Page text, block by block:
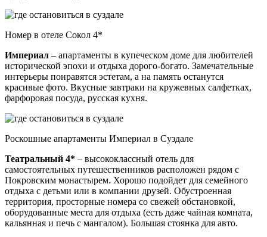
Номер в отеле Сокол 4*
Империал – апартаменты в купеческом доме для любителей
исторической эпохи и отдыха дорого-богато. Замечательные
интерьеры понравятся эстетам, а на память останутся
красивые фото. Вкусные завтраки на кружевных салфетках,
фарфоровая посуда, русская кухня.
Роскошные апартаменты Империал в Суздале
Театральный 4* – высококлассный отель для
самостоятельных путешественников расположен рядом с
Покровским монастырем. Хорошо подойдет для семейного
отдыха с детьми или в компании друзей. Обустроенная
территория, просторные номера со свежей обстановкой,
оборудованные места для отдыха (есть даже чайная комната,
кальянная и печь с мангалом). Большая стоянка для авто.